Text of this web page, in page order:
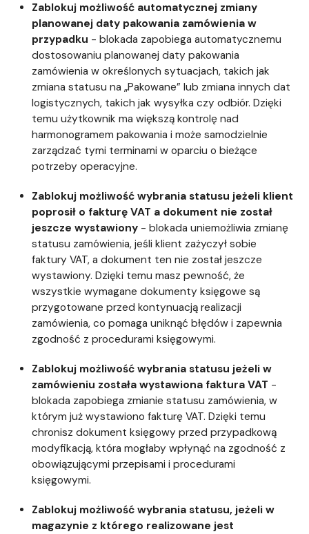
Zablokuj możliwość automatycznej zmiany
planowanej daty pakowania zamówienia w
przypadku - blokada zapobiega automatycznemu
dostosowaniu planowanej daty pakowania
zamówienia w określonych sytuacjach, takich jak
zmiana statusu na „Pakowane” lub zmiana innych dat
logistycznych, takich jak wysyłka czy odbiór. Dzięki
temu użytkownik ma większą kontrolę nad
harmonogramem pakowania i może samodzielnie
zarządzać tymi terminami w oparciu o bieżące
potrzeby operacyjne.
Zablokuj możliwość wybrania statusu jeżeli klient
poprosił o fakturę VAT a dokument nie został
jeszcze wystawiony- blokada uniemożliwia zmianę
statusu zamówienia, jeśli klient zażyczył sobie
faktury VAT, a dokument ten nie został jeszcze
wystawiony. Dzięki temu masz pewność, że
wszystkie wymagane dokumenty księgowe są
przygotowane przed kontynuacją realizacji
zamówienia, co pomaga uniknąć błędów i zapewnia
zgodność z procedurami księgowymi.
Zablokuj możliwość wybrania statusu jeżeli w
zamówieniu została wystawiona faktura VAT -
blokada zapobiega zmianie statusu zamówienia, w
którym już wystawiono fakturę VAT. Dzięki temu
chronisz dokument księgowy przed przypadkową
modyfikacją, która mogłaby wpłynąć na zgodność z
obowiązującymi przepisami i procedurami
księgowymi.
Zablokuj możliwość wybrania statusu, jeżeli w
magazynie z którego realizowane jest